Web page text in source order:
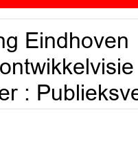
Eindhoven
: